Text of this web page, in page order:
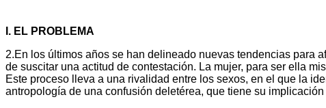
I. EL PROBLEMA
2.En los últimos años se han delineado nuevas tendencias para
de suscitar una actitud de contestación. La mujer, para ser ella
Este proceso lleva a una rivalidad entre los sexos, en el que la
antropología de una confusión deletérea, que tiene su